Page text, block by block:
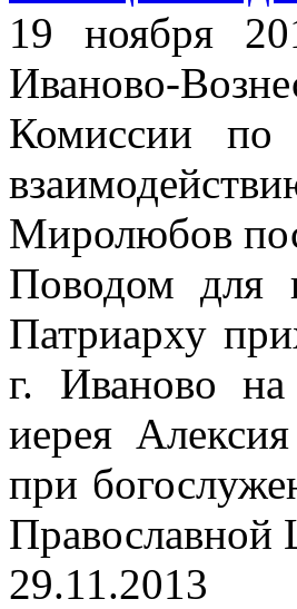
19 ноября
Иваново-
Комиссии по
Миролюбов
Поводом для
Патриарху
г. Иваново на
иерея
при
Православной
29.11.2013